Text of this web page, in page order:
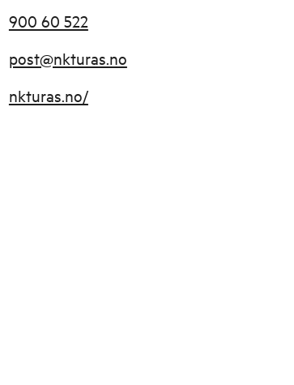
900 60 522
post@nkturas.no
nkturas.no/